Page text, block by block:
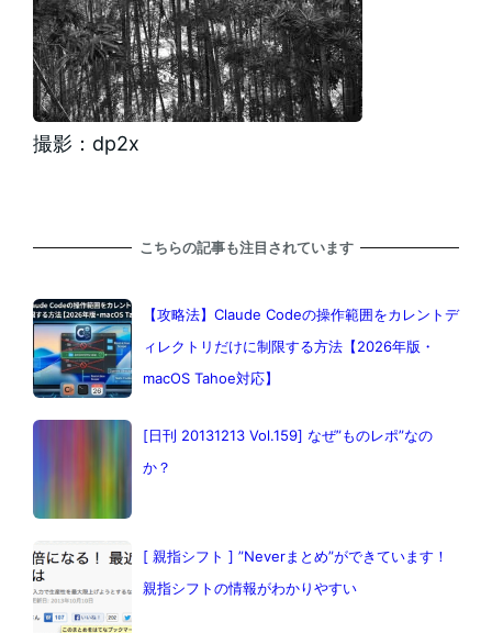
撮影：dp2x
こちらの記事も注目されています
【攻略法】Claude Codeの操作範囲をカレントデ
ィレクトリだけに制限する方法【2026年版・
macOS Tahoe対応】
[日刊 20131213 Vol.159] なぜ”ものレポ”なの
か？
[ 親指シフト ] ”Neverまとめ”ができています！
親指シフトの情報がわかりやすい